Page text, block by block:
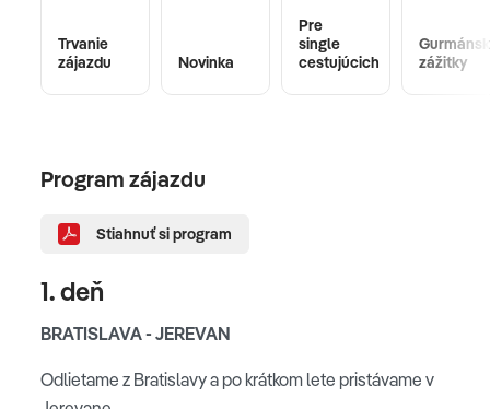
Trvanie
zájazdu
Novinka
Pre
single
cestujúcich
zážitky
Program zájazdu
Stiahnuť si program
1. deň
BRATISLAVA - JEREVAN
Odlietame z Bratislavy a po krátkom lete pristávame v